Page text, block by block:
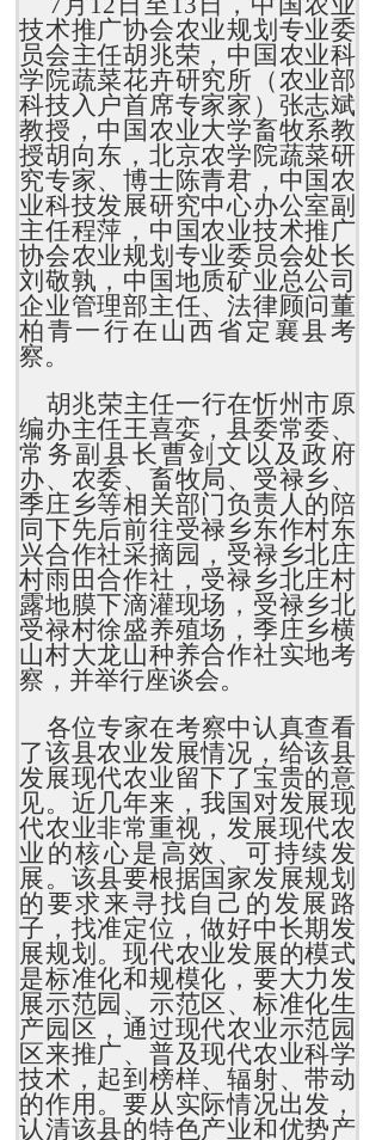
技术推广协会农业规划专业委
员会主任胡兆荣，中国农业科
学院蔬菜花卉研究所（农业部
科技入户首席专家家）张志斌
教授，中国农业大学畜牧系教
授胡向东，北京农学院蔬菜研
究专家、博士陈青君，中国农
业科技发展研究中心办公室副
主任程萍，中国农业技术推广
协会农业规划专业委员会处长
刘敬孰，中国地质矿业总公司
企业管理部主任、法律顾问董
柏青一行在山西省定襄县考
察。
胡兆荣主任一行在忻州市原
编办主任王喜娈，县委常委、
常务副县长曹剑文以及政府
办、农委、畜牧局、受禄乡、
季庄乡等相关部门负责人的陪
同下先后前往受禄乡东作村东
兴合作社采摘园，受禄乡北庄
村雨田合作社，受禄乡北庄村
露地膜下滴灌现场，受禄乡北
受禄村徐盛养殖场，季庄乡横
山村大龙山种养合作社实地考
察，并举行座谈会。
各位专家在考察中认真查看
了该县农业发展情况，给该县
发展现代农业留下了宝贵的意
见。近几年来，我国对发展现
代农业非常重视，发展现代农
业的核心是高效、可持续发
展。该县要根据国家发展规划
的要求来寻找自己的发展路
子，找准定位，做好中长期发
展规划。现代农业发展的模式
是标准化和规模化，要大力发
展示范园、示范区、标准化生
产园区，通过现代农业示范园
区来推广、普及现代农业科学
技术，起到榜样、辐射、带动
的作用。要从实际情况出发，
认清该县的特色产业和优势产